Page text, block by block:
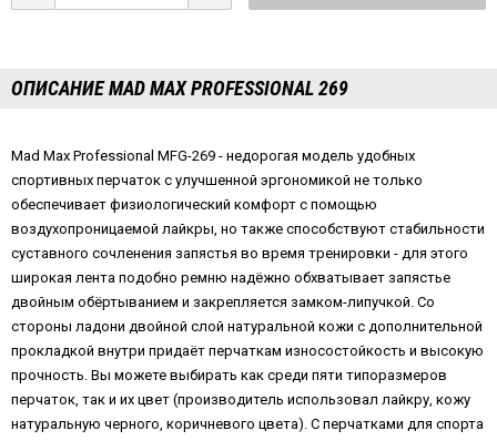
ОПИСАНИЕ MAD MAX PROFESSIONAL 269
Mad Max Professional MFG-269 - недорогая модель удобных
спортивных перчаток с улучшенной эргономикой не только
обеспечивает физиологический комфорт с помощью
воздухопроницаемой лайкры, но также способствуют стабильности
суставного сочленения запястья во время тренировки - для этого
широкая лента подобно ремню надёжно обхватывает запястье
двойным обёртыванием и закрепляется замком-липучкой. Со
стороны ладони двойной слой натуральной кожи с дополнительной
прокладкой внутри придаёт перчаткам износостойкость и высокую
прочность. Вы можете выбирать как среди пяти типоразмеров
перчаток, так и их цвет (производитель использовал лайкру, кожу
натуральную черного, коричневого цвета). С перчатками для спорта